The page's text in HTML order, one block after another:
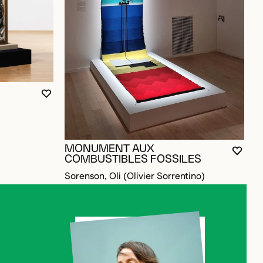
AJOUTER AUX FAVORIS
VOUS DEVEZ ÊTRE CONNECTÉ POUR AJOUTER
FERMER LA MODALE
OUVRIR LA MODALE
MONUMENT AUX
COMBUSTIBLES FOSSILES
Sorenson, Oli (Olivier Sorrentino)